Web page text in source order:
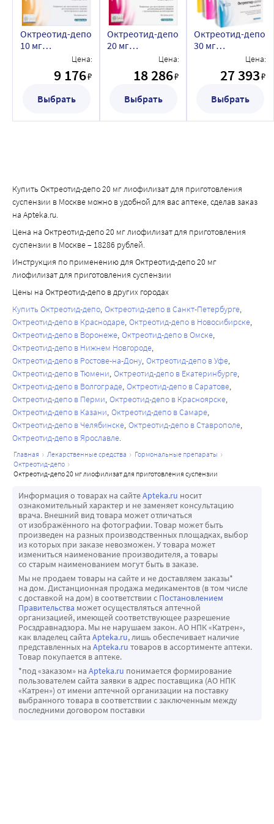
характерна для данного состояния, что, в свою очередь,
приводит к улучшению качества жизни больного.
Одновременно происходит уменьшение сопутствующих
нарушений электролитного баланса, например,
гипокалиемии, что позволяет отменить энтеральное и
данным компьютерной томографии у некоторых
вазоактивного интестинального пептида (ВИП) в плазме.
Октреотид-депо
10 мг
лиофилизат для
приготовления
суспензии
Цена:
9 176₽
Выбрать
Октреотид-депо
20 мг
лиофилизат для
приготовления
суспензии
Цена:
18 286₽
Выбрать
Октреотид-депо
30 мг
лиофилизат для
приготовления
суспензии
Цена:
27 393₽
Выбрать
Купить Октреотид-депо 20 мг лиофилизат для приготовления
суспензии в Москве можно в удобной для вас аптеке, сделав заказ
на Apteka.ru.
Цена на Октреотид-депо 20 мг лиофилизат для приготовления
суспензии в Москве – 18286 рублей.
Инструкция по применению для Октреотид-депо 20 мг
лиофилизат для приготовления суспензии
Цены на Октреотид-депо в других городах
Купить Октреотид-депо Октреотид-депо в Санкт-Петербурге
Октреотид-депо в Краснодаре Октреотид-депо в Новосибирске
Октреотид-депо в Воронеже Октреотид-депо в Омске
Октреотид-депо в Нижнем Новгороде
Октреотид-депо в Ростове-на-Дону Октреотид-депо в Уфе
Октреотид-депо в Тюмени Октреотид-депо в Екатеринбурге
Октреотид-депо в Волгограде Октреотид-депо в Саратове
Октреотид-депо в Перми Октреотид-депо в Красноярске
Октреотид-депо в Казани Октреотид-депо в Самаре
Октреотид-депо в Челябинске Октреотид-депо в Ставрополе
Октреотид-депо в Ярославле
главная лекарственные средства
гормональные препараты
октреотид-депо
октреотид-депо 20 мг лиофилизат для приготовления суспензии
Информация о товарах на сайтеApteka.ru носит
ознакомительный характер и не заменяет консультацию
врача. Внешний вид товара может отличаться
от изображённого на фотографии. Товар может быть
произведен на разных производственных площадках, выбор
из которых при заказе невозможен. У товара может
измениться наименование производителя, а товары
со старым наименованием могут быть в заказе.
Мы не продаем товары на сайте и не доставляем заказы*
на дом. Дистанционная продажа медикаментов (в том числе
с доставкой на дом) в соответствии с Постановлением
Правительства может осуществляться аптечной
организацией, имеющей соответствующее разрешение
Росздравнадзора. Мы не нарушаем закон. АО НПК «Катрен»,
как владелец сайта Apteka.ru, лишь обеспечивает наличие
представленных на Apteka.ru товаров в ассортименте аптеки.
Товар покупается в аптеке.
*под «заказом» на Apteka.ru понимается формирование
пользователем сайта заявки в адрес поставщика (АО НПК
«Катрен») от имени аптечной организации на поставку
выбранного товара в соответствии с заключенным между
последними договором поставки